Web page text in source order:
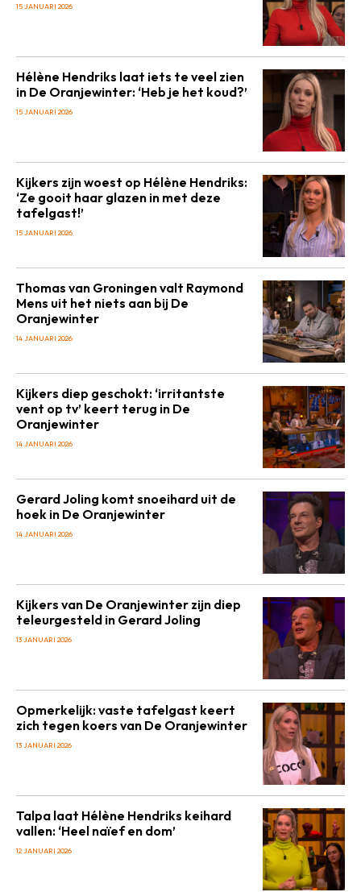
15 JANUARI 2026
Hélène Hendriks laat iets te veel zien
in De Oranjewinter: ‘Heb je het koud?’
15 JANUARI 2026
Kijkers zijn woest op Hélène Hendriks:
‘Ze gooit haar glazen in met deze
tafelgast!’
15 JANUARI 2026
Thomas van Groningen valt Raymond
Mens uit het niets aan bij De
Oranjewinter
14 JANUARI 2026
Kijkers diep geschokt: ‘irritantste
vent op tv’ keert terug in De
Oranjewinter
14 JANUARI 2026
Gerard Joling komt snoeihard uit de
hoek in De Oranjewinter
14 JANUARI 2026
Kijkers van De Oranjewinter zijn diep
teleurgesteld in Gerard Joling
13 JANUARI 2026
Opmerkelijk: vaste tafelgast keert
zich tegen koers van De Oranjewinter
13 JANUARI 2026
Talpa laat Hélène Hendriks keihard
vallen: ‘Heel naïef en dom’
12 JANUARI 2026